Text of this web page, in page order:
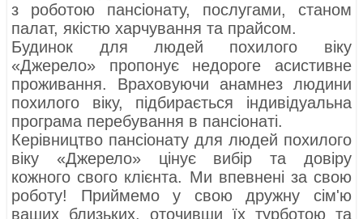
з роботою пансіонату, послугами, станом
палат, якістю харчування та прайсом.
Будинок для людей похилого віку
«Джерело» пропонує недороге асистивне
проживання. Враховуючи анамнез людини
похилого віку, підбирається індивідуальна
програма перебування в пансіонаті.
Керівництво пансіонату для людей похилого
віку «Джерело» цінує вибір та довіру
кожного свого клієнта. Ми впевнені за свою
роботу! Приймемо у свою дружну сім'ю
ваших близьких, оточивши їх турботою та